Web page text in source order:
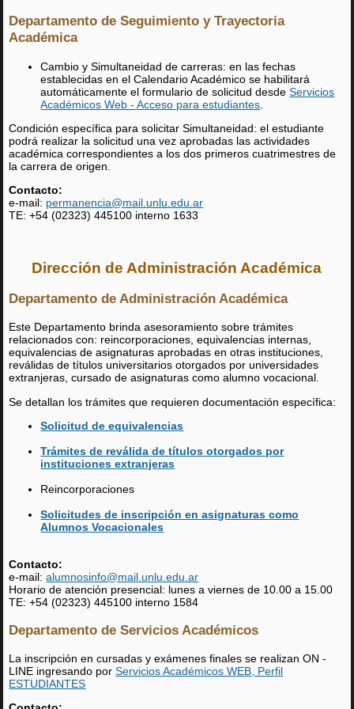
Departamento de Seguimiento y Trayectoria
Académica
Cambio y Simultaneidad de carreras: en las fechas
establecidas en el Calendario Académico se habilitará
automáticamente el formulario de solicitud desdeServicios
Académicos Web - Acceso para estudiantes
Condición específica para solicitar Simultaneidad: el estudiante
podrá realizar la solicitud una vez aprobadas las actividades
académica correspondientes a los dos primeros cuatrimestres de
la carrera de origen.
Contacto:
e-mail: permanencia@mail.unlu.edu.ar
TE: +54 (02323) 445100 interno 1633
Dirección de Administración Académica
Departamento de Administración Académica
Este Departamento brinda asesoramiento sobre trámites
relacionados con: reincorporaciones, equivalencias internas,
equivalencias de asignaturas aprobadas en otras instituciones,
reválidas de títulos universitarios otorgados por universidades
extranjeras, cursado de asignaturas como alumno vocacional.
Se detallan los trámites que requieren documentación específica:
Solicitud de equivalencias
Trámites de reválida de títulos otorgados por
instituciones extranjeras
Reincorporaciones
Solicitudes de inscripción en asignaturas como
Alumnos Vocacionales
Contacto:
e-mail:alumnosinfo@mail.unlu.edu.ar
Horario de atención presencial: lunes a viernes de 10.00 a 15.00
TE: +54 (02323) 445100 interno 1584
Departamento de Servicios Académicos
La inscripción en cursadas y exámenes finales se realizan ON -
LINE ingresando porServicios Académicos WEB, Perfil
ESTUDIANTES